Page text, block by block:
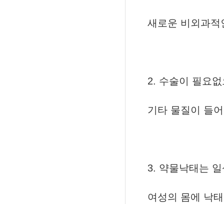
새로운 비외과
2. 수술이 필요
기타 물질이 들
3. 약물낙태는
여성의 몸에 낙